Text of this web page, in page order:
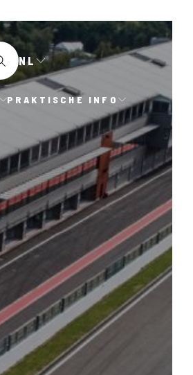
NL
PRAKTISCHE INFO